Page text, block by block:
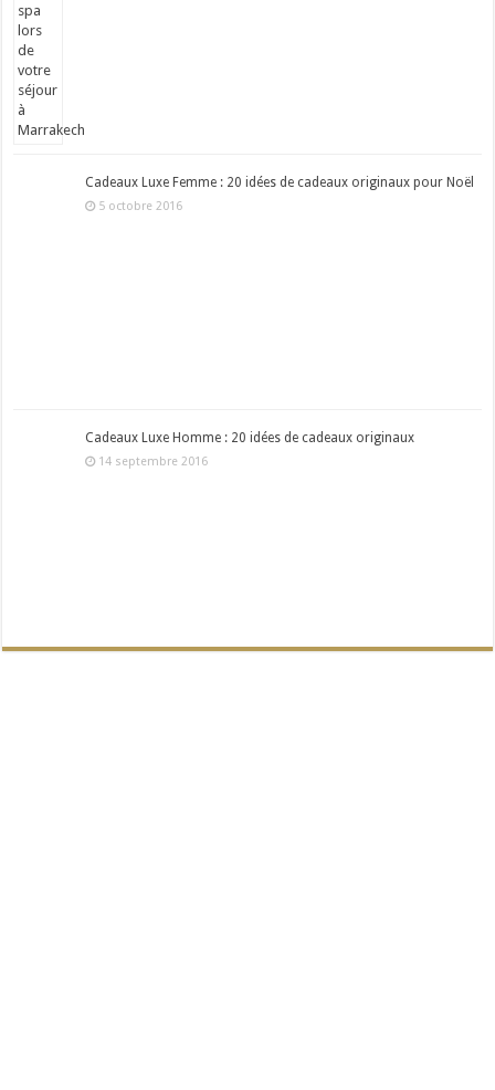
Cadeaux Luxe Femme : 20 idées de cadeaux originaux pour Noël
5 octobre 2016
Cadeaux Luxe Homme : 20 idées de cadeaux originaux
14 septembre 2016